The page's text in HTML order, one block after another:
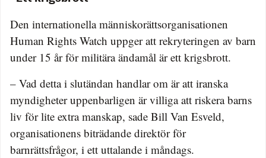
Den internationella människorättsorganisationen
Human Rights Watch uppger att rekryteringen av barn
under 15 år för militära ändamål är ett krigsbrott.
– Vad detta i slutändan handlar om är att iranska
myndigheter uppenbarligen är villiga att riskera barns
liv för lite extra manskap, sade Bill Van Esveld,
organisationens biträdande direktör för
barnrättsfrågor, i ett uttalande i måndags.